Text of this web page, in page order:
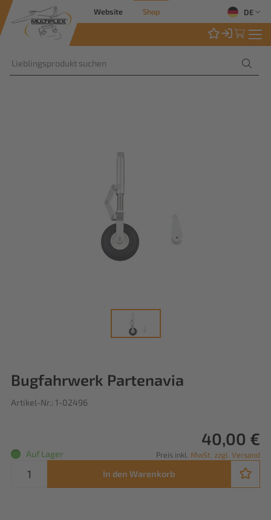
Website Shop DE
Bugfahrwerk Partenavia
Artikel-Nr.: 1-02496
40,00 €
Preis inkl. MwSt. zzgl. Versand
Auf Lager
In den Warenkorb